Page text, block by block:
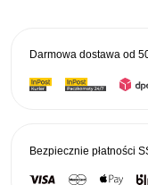
Darmowa dostawa od
Bezpiecznie płatności